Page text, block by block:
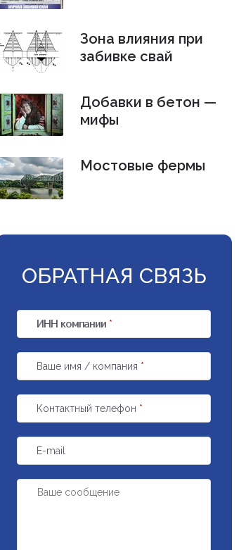
Зона влияния при
забивке свай
Добавки в бетон —
мифы
Мостовые фермы
ОБРАТНАЯ СВЯЗЬ
ИНН компании *
Ваше имя / компания *
Контактный телефон *
E-mail